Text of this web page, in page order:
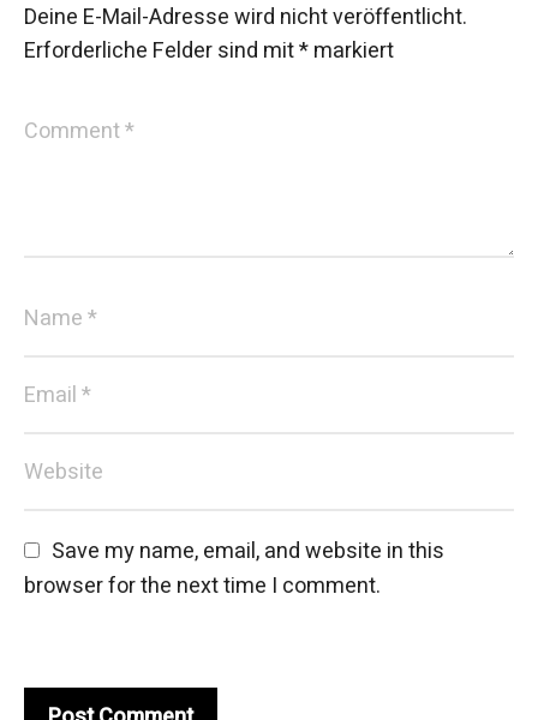
Deine E-Mail-Adresse wird nicht veröffentlicht.
Erforderliche Felder sind mit*markiert
Save my name, email, and website in this
browser for the next time I comment.